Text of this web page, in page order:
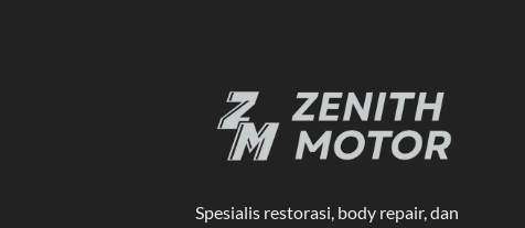
Spesialis restorasi, body repair, dan